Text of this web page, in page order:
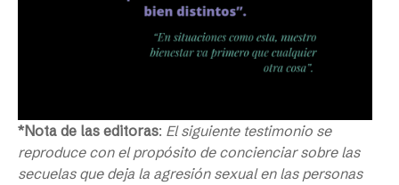
*Nota de las editoras: El siguiente testimonio se
reproduce con el propósito de concienciar sobre las
secuelas que deja la agresión sexual en las personas